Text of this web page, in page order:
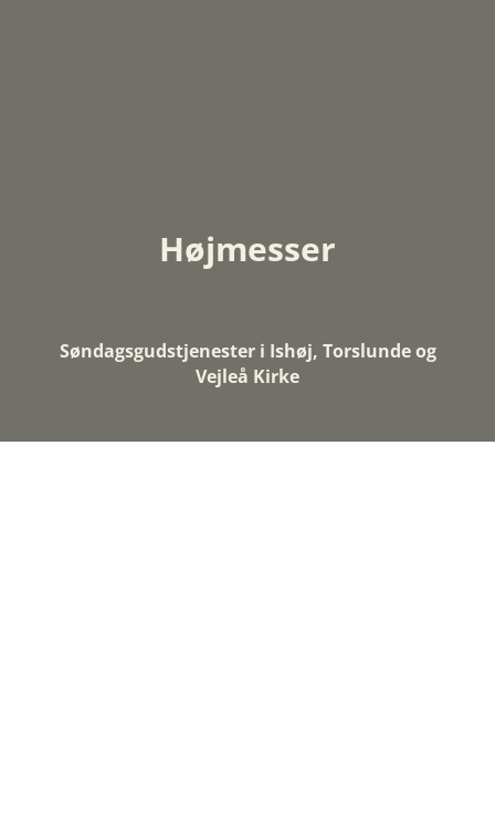
Højmesser
Søndagsgudstjenester i Ishøj, Torslunde og
Vejleå Kirke